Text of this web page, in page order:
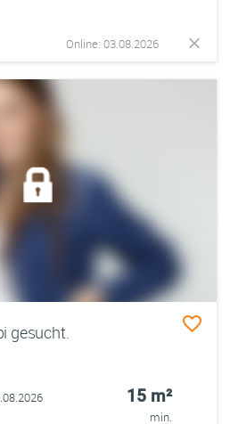
Online: 03.08.2026
gesucht.
15 m²
min.